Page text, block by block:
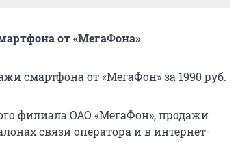
от «МегаФона»
смартфона от «МегаФон» за 1990 руб.
филиала ОАО «МегаФон», продажи
связи оператора и в интернет-